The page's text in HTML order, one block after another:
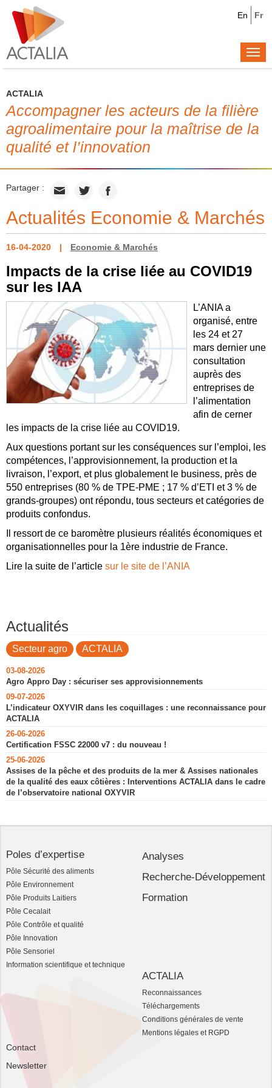
Fr
En
ACTALIA
Accompagner les acteurs de la filière
agroalimentaire pour la maîtrise de la
qualité et l’innovation
Partager :
Actualités Economie & Marchés
16-04-2020 Economie & Marchés
Impacts de la crise liée au COVID19
sur les IAA
L’ANIA a
organisé, entre
les 24 et 27
mars dernier une
consultation
auprès des
entreprises de
l’alimentation
afin de cerner
les impacts de la crise liée au COVID19.
Aux questions portant sur les conséquences sur l’emploi, les
compétences, l’approvisionnement, la production et la
livraison, l’export, et plus globalement le business, près de
550 entreprises (80 % de TPE-PME ; 17 % d’ETI et 3 % de
grands-groupes) ont répondu, tous secteurs et catégories de
produits confondus.
Il ressort de ce baromètre plusieurs réalités économiques et
organisationnelles pour la 1ère industrie de France.
Lire la suite de l’article sur le site de l’ANIA
Actualités
Secteur agro ACTALIA
03-08-2026
Agro Appro Day : sécuriser ses approvisionnements
09-07-2026
L’indicateur OXYVIR dans les coquillages : une reconnaissance pour
ACTALIA
26-06-2026
Certification FSSC 22000 v7 : du nouveau !
25-06-2026
Assises de la pêche et des produits de la mer & Assises nationales
de la qualité des eaux côtières : Interventions ACTALIA dans le cadre
de l’observatoire national OXYVIR
Poles d’expertise
Pôle Sécurité des aliments
Pôle Environnement
Pôle Produits Laitiers
Pôle Cecalait
Pôle Contrôle et qualité
Pôle Innovation
Pôle Sensoriel
Information scientifique et technique
Analyses
Recherche-Développement
Formation
ACTALIA
Reconnaissances
Téléchargements
Conditions générales de vente
Mentions légales et RGPD
Contact
Newsletter